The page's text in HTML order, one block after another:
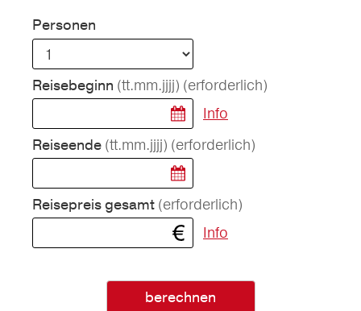
Personen
Reisebeginn (tt.mm.jjjj) (erforderlich)
Info
Reiseende (tt.mm.jjjj) (erforderlich)
Reisepreis gesamt (erforderlich)
Info
berechnen